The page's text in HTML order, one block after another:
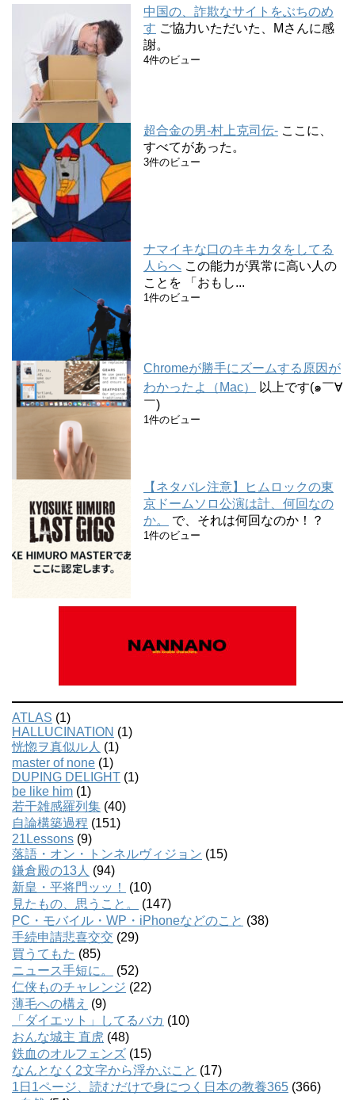
中国の、詐欺なサイトをぶちのめ
す ご協力いただいた、Mさんに感
謝。
4件のビュー
超合金の男-村上克司伝- ここに、
すべてがあった。
3件のビュー
ナマイキな口のキキカタをしてる
人らへ この能力が異常に高い人の
ことを 「おもし...
1件のビュー
Chromeが勝手にズームする原因が
わかったよ（Mac）
以上です(๑￣∀
￣)
1件のビュー
【ネタバレ注意】ヒムロックの東
京ドームソロ公演は計、何回なの
か。
で、それは何回なのか！？
1件のビュー
ATLAS (1)
HALLUCINATION (1)
恍惚ヲ真似ル人 (1)
master of none (1)
DUPING DELIGHT (1)
be like him (1)
若干雑感羅列集 (40)
自論構築過程 (151)
21Lessons (9)
落語・オン・トンネルヴィジョン (15)
鎌倉殿の13人 (94)
新皇・平将門ッッ！
(10)
見たもの、思うこと。
(147)
PC・モバイル・WP・iPhoneなどのこと (38)
手続申請悲喜交交 (29)
買うてもた (85)
ニュース手短に。
(52)
仁侠ものチャレンジ (22)
薄毛への構え (9)
「ダイエット」してるバカ (10)
おんな城主 直虎 (48)
鉄血のオルフェンズ (15)
なんとなく2文字から浮かぶこと (17)
1日1ページ、読むだけで身につく日本の教養365 (366)